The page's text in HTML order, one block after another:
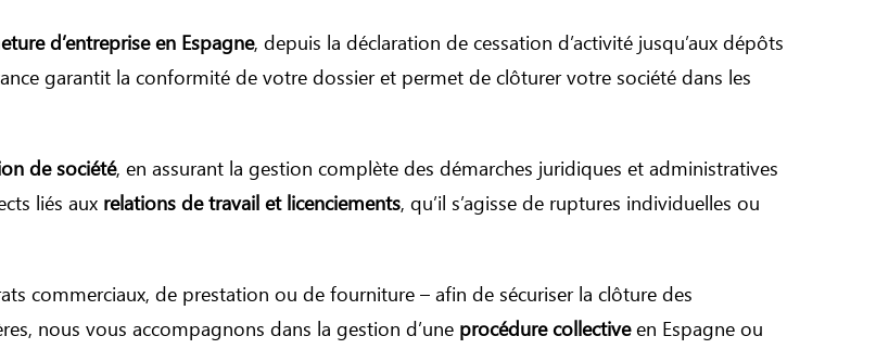
d’entreprise en Espagne, depuis la déclaration de cessation d’activité jusqu’aux dépôts
garantit la conformité de votre dossier et permet de clôturer votre société dans les
de société, en assurant la gestion complète des démarches juridiques et administratives
liés aux relations de travail et licenciements, qu’il s’agisse de ruptures individuelles ou
commerciaux, de prestation ou de fourniture – afin de sécuriser la clôture des
nous vous accompagnons dans la gestion d’une procédure collectiveen Espagne ou